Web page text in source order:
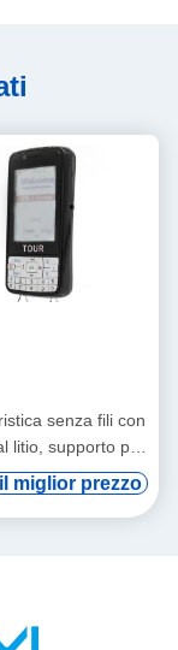
senza fili con
litio, supporto per
e induzione
miglior prezzo